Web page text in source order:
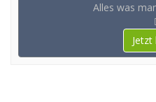
Alles was
Jetzt